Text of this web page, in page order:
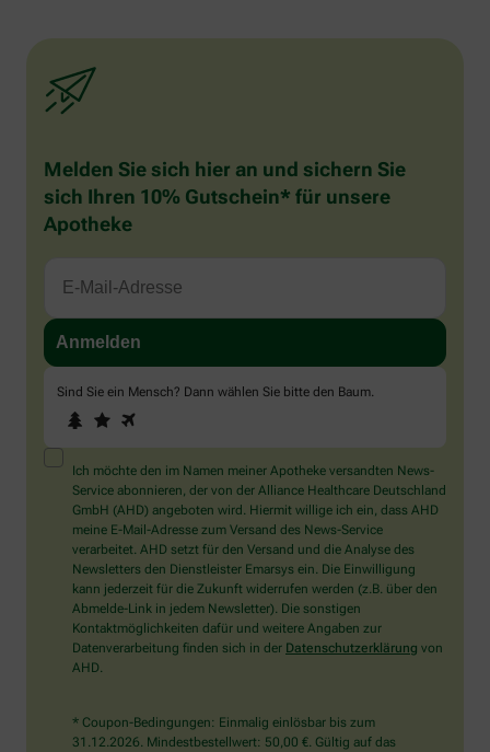
Melden Sie sich hier an und sichern Sie
sich Ihren 10% Gutschein* für unsere
Apotheke
Sind Sie ein Mensch? Dann wählen Sie bitte den Baum.
Sind
Sie
ein
Mensch?
Dann
wählen
Sie
bitte
den
Baum.
1 2
Ich möchte den im Namen meiner Apotheke versandten News-
Service abonnieren, der von der Alliance Healthcare Deutschland
GmbH (AHD) angeboten wird. Hiermit willige ich ein, dass AHD
meine E-Mail-Adresse zum Versand des News-Service
verarbeitet. AHD setzt für den Versand und die Analyse des
Newsletters den Dienstleister Emarsys ein. Die Einwilligung
kann jederzeit für die Zukunft widerrufen werden (z.B. über den
Abmelde-Link in jedem Newsletter). Die sonstigen
Kontaktmöglichkeiten dafür und weitere Angaben zur
Datenverarbeitung finden sich in der Datenschutzerklärung von
AHD.
* Coupon-Bedingungen: Einmalig einlösbar bis zum
31.12.2026. Mindestbestellwert: 50,00 €. Gültig auf das